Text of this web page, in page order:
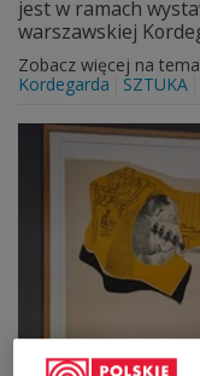
jest w ramach
warszawskiej
Zobacz więcej na
Kordegarda
SZTUKA